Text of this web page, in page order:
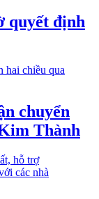
quyết định
chuyển
Thành